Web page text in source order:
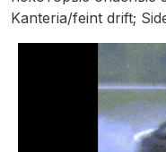
Kanteria/feint drift;